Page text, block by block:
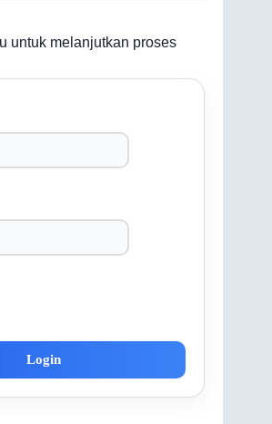
untuk melanjutkan proses